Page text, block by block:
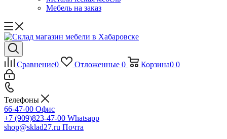
Мебель на заказ
Сравнение0 Отложенные 0 Корзина0 0
Телефоны
66-47-00 Офис
+7 (909)823-47-00 Whatsapp
shop@sklad27.ru Почта